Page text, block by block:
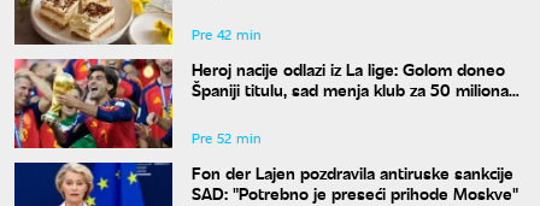
Pre 42 min
Heroj nacije odlazi iz La lige: Golom doneo
Španiji titulu, sad menja klub za 50 miliona
Pre 52 min
Fon der Lajen pozdravila antiruske sankcije
SAD: "Potrebno je preseći prihode Moskve"